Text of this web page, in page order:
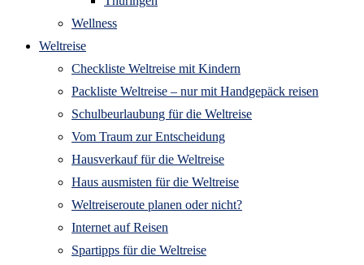
Wellness
Weltreise
Checkliste Weltreise mit Kindern
Packliste Weltreise – nur mit Handgepäck reisen
Schulbeurlaubung für die Weltreise
Vom Traum zur Entscheidung
Hausverkauf für die Weltreise
Haus ausmisten für die Weltreise
Weltreiseroute planen oder nicht?
Internet auf Reisen
Spartipps für die Weltreise